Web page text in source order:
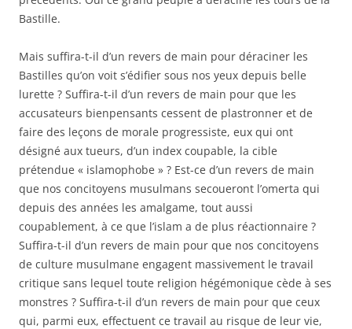
Bastille.
Mais suffira-t-il d’un revers de main pour déraciner les
Bastilles qu’on voit s’édifier sous nos yeux depuis belle
lurette ? Suffira-t-il d’un revers de main pour que les
accusateurs bienpensants cessent de plastronner et de
faire des leçons de morale progressiste, eux qui ont
désigné aux tueurs, d’un index coupable, la cible
prétendue « islamophobe » ? Est-ce d’un revers de main
que nos concitoyens musulmans secoueront l’omerta qui
depuis des années les amalgame, tout aussi
coupablement, à ce que l’islam a de plus réactionnaire ?
Suffira-t-il d’un revers de main pour que nos concitoyens
de culture musulmane engagent massivement le travail
critique sans lequel toute religion hégémonique cède à ses
monstres ? Suffira-t-il d’un revers de main pour que ceux
qui, parmi eux, effectuent ce travail au risque de leur vie,